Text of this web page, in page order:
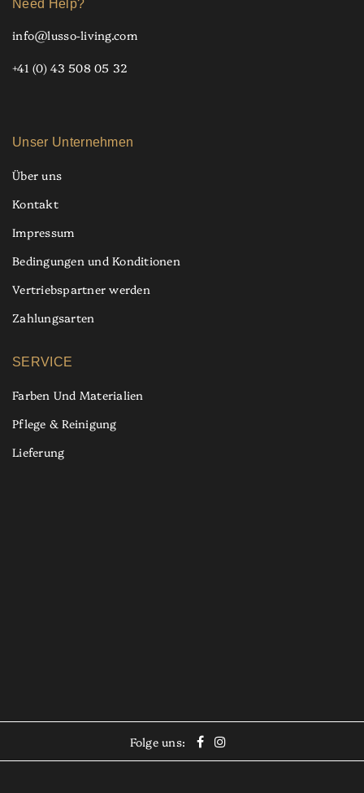
Need Help?
info@lusso-living.com
+41 (0) 43 508 05 32
Unser Unternehmen
Über uns
Kontakt
Impressum
Bedingungen und Konditionen
Vertriebspartner werden
Zahlungsarten
SERVICE
Farben Und Materialien
Pflege & Reinigung
Lieferung
Folge uns: